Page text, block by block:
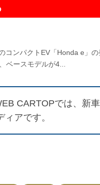
コンパクトEV「Honda e」
ベースモデルが4...
CARTOPでは、新車
アです。